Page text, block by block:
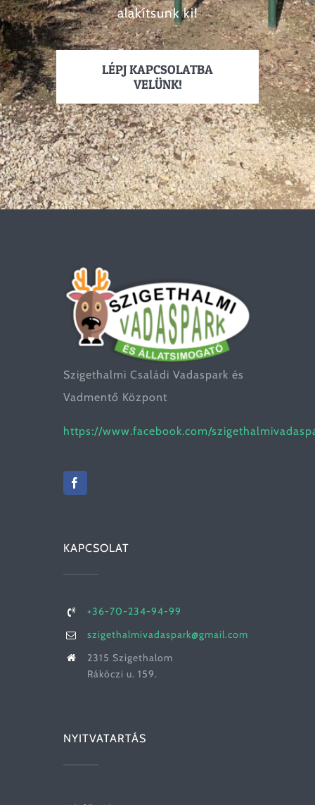
alakítsunk ki!
LÉPJ KAPCSOLATBA
VELÜNK!
Szigethalmi Családi Vadaspark és
Vadmentő Központ
https://www.facebook.com/
KAPCSOLAT
+36-70-234-94-99
szigethalmivadaspark@gmail.com
2315 Szigethalom
Rákóczi u. 159.
NYITVATARTÁS